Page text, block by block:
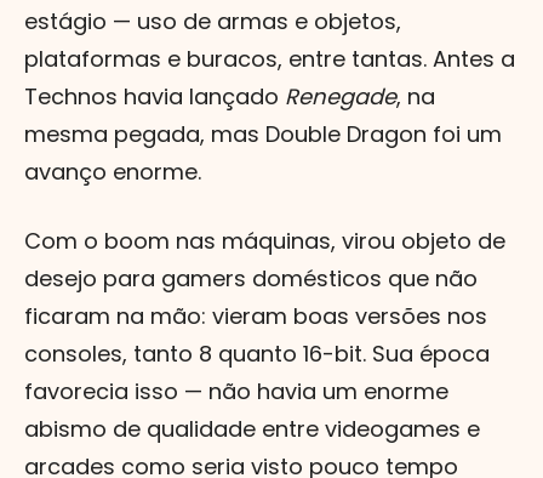
estágio — uso de armas e objetos,
plataformas e buracos, entre tantas. Antes a
Technos havia lançado Renegade, na
mesma pegada, mas Double Dragon foi um
avanço enorme.
Com o boom nas máquinas, virou objeto de
desejo para gamers domésticos que não
ficaram na mão: vieram boas versões nos
consoles, tanto 8 quanto 16-bit. Sua época
favorecia isso — não havia um enorme
abismo de qualidade entre videogames e
arcades como seria visto pouco tempo